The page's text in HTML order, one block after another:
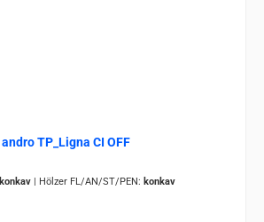
andro TP_Ligna CI OFF
konkav Hölzer FL/AN/ST/PEN: konkav